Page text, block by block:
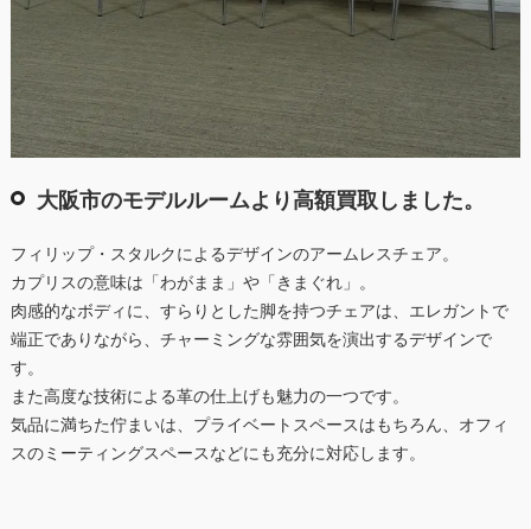
大阪市のモデルルームより高額買取しました。
フィリップ・スタルクによるデザインのアームレスチェア。
カプリスの意味は「わがまま」や「きまぐれ」。
肉感的なボディに、すらりとした脚を持つチェアは、エレガントで
端正でありながら、チャーミングな雰囲気を演出するデザインで
す。
また高度な技術による革の仕上げも魅力の一つです。
気品に満ちた佇まいは、プライベートスペースはもちろん、オフィ
スのミーティングスペースなどにも充分に対応します。